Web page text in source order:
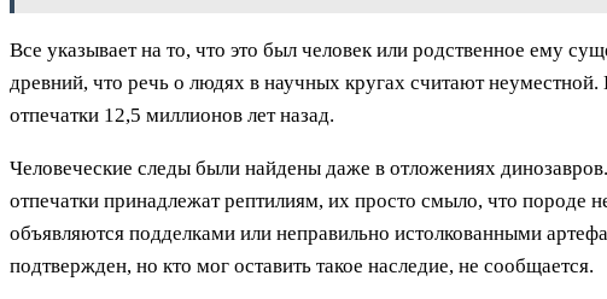
Все указывает на то, что это был человек или родственное ему
древний, что речь о людях в научных кругах считают неуместной.
отпечатки 12,5 миллионов лет назад.
Человеческие следы были найдены даже в отложениях
отпечатки принадлежат рептилиям, их просто смыло, что породе
объявляются подделками или неправильно истолкованными
подтвержден, но кто мог оставить такое наследие, не сообщается.